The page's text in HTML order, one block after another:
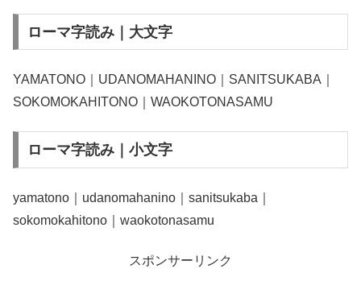
ローマ字読み｜大文字
YAMATONO｜UDANOMAHANINO｜SANITSUKABA｜
SOKOMOKAHITONO｜WAOKOTONASAMU
ローマ字読み｜小文字
yamatono｜udanomahanino｜sanitsukaba｜
sokomokahitono｜waokotonasamu
スポンサーリンク